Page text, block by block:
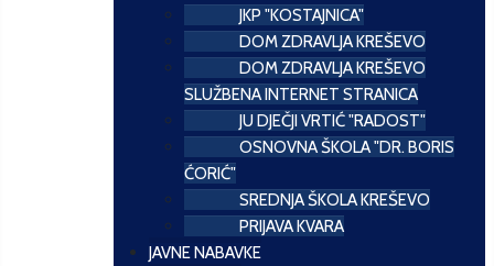
JKP "KOSTAJNICA"
DOM ZDRAVLJA KREŠEVO
DOM ZDRAVLJA KREŠEVO
SLUŽBENA INTERNET STRANICA
JU DJEČJI VRTIĆ "RADOST"
OSNOVNA ŠKOLA "DR. BORIS
ĆORIĆ"
SREDNJA ŠKOLA KREŠEVO
PRIJAVA KVARA
JAVNE NABAVKE